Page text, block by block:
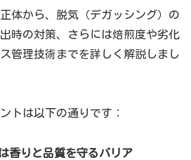
体から、脱気（デガッシング）の
時の対策、さらには焙煎度や劣化
管理技術までを詳しく解説しまし
トは以下の通りです：
香りと品質を守るバリア